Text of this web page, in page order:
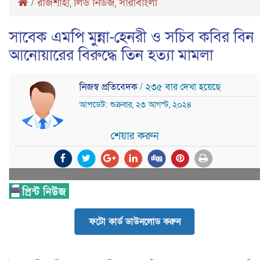
/রাজশাহী,লিড নিউজ,সারাবাংলা
সাবেক এমপি মুন্না-হেনরী ও সচিব কবির বিন
আনোয়ারের বিরুদ্ধে তিন হত্যা মামলা
নিজস্ব প্রতিবেদক/ ২৩৫ বার দেখা হয়েছে
আপডেট: শুক্রবার, ২৩ আগস্ট, ২০২৪
শেয়ার করুন
ফটো কার্ড ডাউনলোড করুন